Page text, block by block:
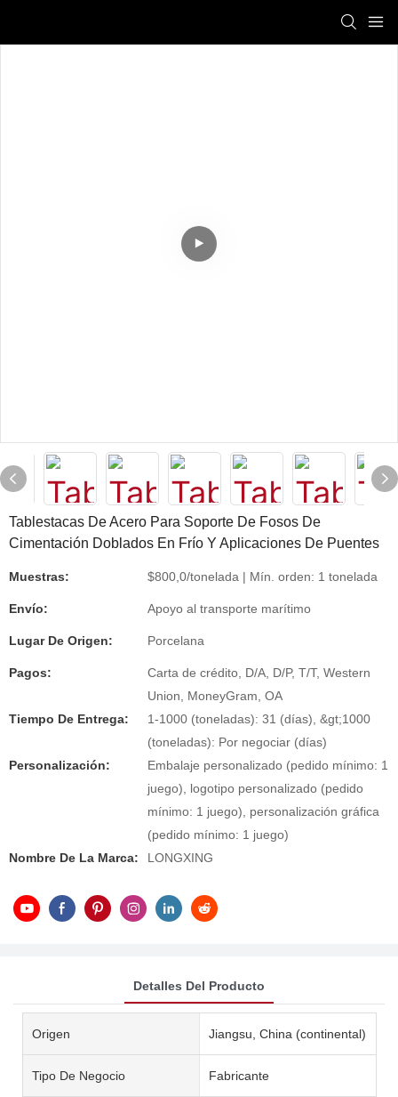
Tablestacas De Acero Para Soporte De Fosos De
Cimentación Doblados En Frío Y Aplicaciones De Puentes
Muestras: $800,0/tonelada | Mín. orden: 1 tonelada
Envío: Apoyo al transporte marítimo
Lugar De Origen: Porcelana
Pagos:
Carta de crédito, D/A, D/P, T/T, Western
Union, MoneyGram, OA
Tiempo De Entrega:
1-1000 (toneladas): 31 (días), &gt;1000
(toneladas): Por negociar (días)
Personalización:
Embalaje personalizado (pedido mínimo: 1
juego), logotipo personalizado (pedido
mínimo: 1 juego), personalización gráfica
(pedido mínimo: 1 juego)
Nombre De La Marca:
LONGXING
Detalles Del Producto
Origen Jiangsu, China (continental)
Tipo De Negocio Fabricante